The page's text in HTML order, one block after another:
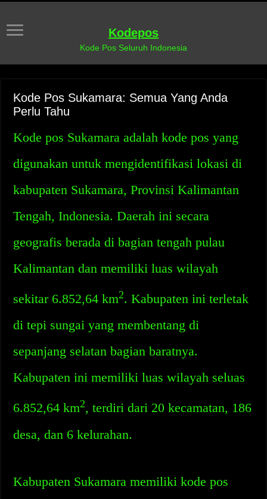
Kodepos
Kode Pos Seluruh Indonesia
Kode Pos Sukamara: Semua Yang Anda
Perlu Tahu
Kode pos Sukamara adalah kode pos yang
digunakan untuk mengidentifikasi lokasi di
kabupaten Sukamara, Provinsi Kalimantan
Tengah, Indonesia. Daerah ini secara
geografis berada di bagian tengah pulau
Kalimantan dan memiliki luas wilayah
sekitar 6.852,64 km2. Kabupaten ini terletak
di tepi sungai yang membentang di
sepanjang selatan bagian baratnya.
Kabupaten ini memiliki luas wilayah seluas
6.852,64 km2, terdiri dari 20 kecamatan, 186
desa, dan 6 kelurahan.
Kabupaten Sukamara memiliki kode pos